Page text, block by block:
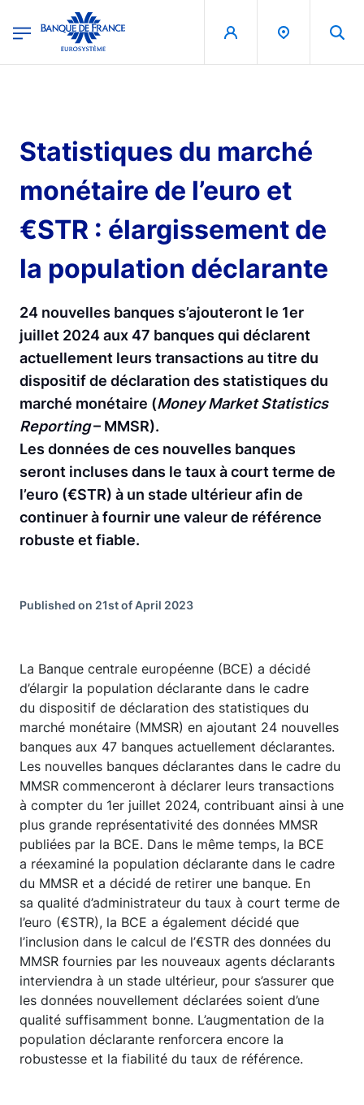
Banque de France - Menu Principal
Statistiques du marché
monétaire de l’euro et
€STR : élargissement de
la population déclarante
24 nouvelles banques s’ajouteront le 1er
juillet 2024 aux 47 banques qui déclarent
actuellement leurs transactions au titre du
dispositif de déclaration des statistiques du
marché monétaire (Money Market Statistics
Reporting– MMSR).
Les données de ces nouvelles banques
seront incluses dans le taux à court terme de
l’euro (€STR) à un stade ultérieur afin de
continuer à fournir une valeur de référence
robuste et fiable.
Published on 21st of April 2023
La Banque centrale européenne (BCE) a décidé
d’élargir la population déclarante dans le cadre
du dispositif de déclaration des statistiques du
marché monétaire (MMSR) en ajoutant 24 nouvelles
banques aux 47 banques actuellement déclarantes.
Les nouvelles banques déclarantes dans le cadre du
MMSR commenceront à déclarer leurs transactions
à compter du 1er juillet 2024, contribuant ainsi à une
plus grande représentativité des données MMSR
publiées par la BCE. Dans le même temps, la BCE
a réexaminé la population déclarante dans le cadre
du MMSR et a décidé de retirer une banque. En
sa qualité d’administrateur du taux à court terme de
l’euro (€STR), la BCE a également décidé que
l’inclusion dans le calcul de l’€STR des données du
MMSR fournies par les nouveaux agents déclarants
interviendra à un stade ultérieur, pour s’assurer que
les données nouvellement déclarées soient d’une
qualité suffisamment bonne. L’augmentation de la
population déclarante renforcera encore la
robustesse et la fiabilité du taux de référence.